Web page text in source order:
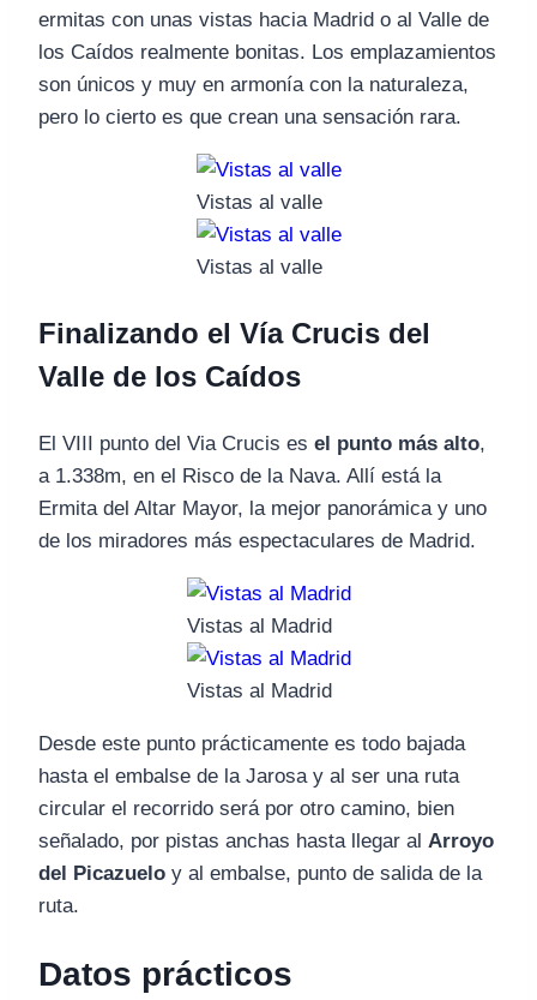
ermitas con unas vistas hacia Madrid o al Valle de
los Caídos realmente bonitas. Los emplazamientos
son únicos y muy en armonía con la naturaleza,
pero lo cierto es que crean una sensación rara.
Vistas al valle
Vistas al valle
Finalizando el Vía Crucis del
Valle de los Caídos
El VIII punto del Via Crucis es el punto más alto,
a 1.338m, en el Risco de la Nava. Allí está la
Ermita del Altar Mayor, la mejor panorámica y uno
de los miradores más espectaculares de Madrid.
Vistas al Madrid
Vistas al Madrid
Desde este punto prácticamente es todo bajada
hasta el embalse de la Jarosa y al ser una ruta
circular el recorrido será por otro camino, bien
señalado, por pistas anchas hasta llegar al Arroyo
del Picazuelo y al embalse, punto de salida de la
ruta.
Datos prácticos